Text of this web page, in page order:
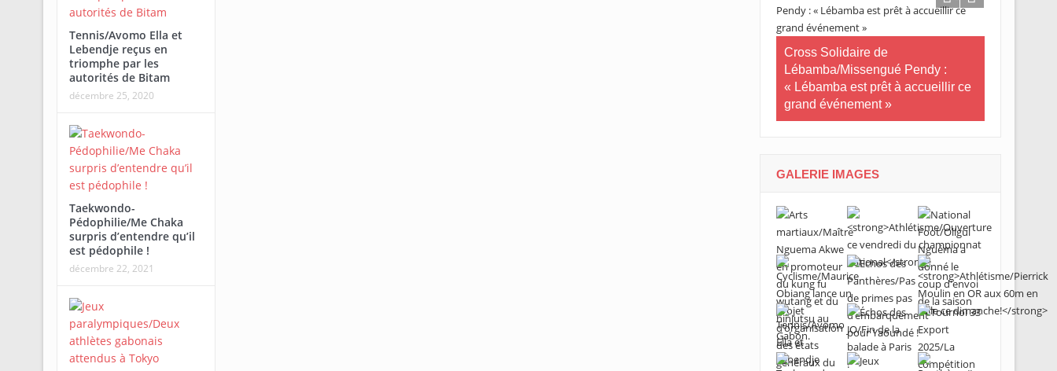
Tennis/Avomo Ella et
Lebendje reçus en
triomphe par les
autorités de Bitam
décembre 25, 2020
Taekwondo-
Pédophilie/Me Chaka
surpris d’entendre qu’il
est pédophile !
décembre 22, 2021
Cross Solidaire de
Lébamba/Missengué Pendy :
« Lébamba est prêt à accueillir ce
grand événement »
GALERIE IMAGES